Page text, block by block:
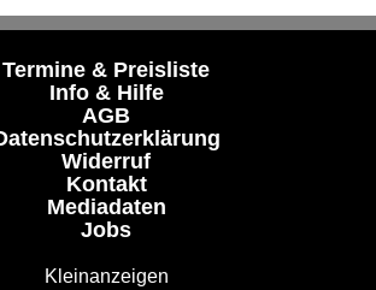
Termine & Preisliste
Info & Hilfe
AGB
Widerruf
Kontakt
Mediadaten
Jobs
Kleinanzeigen